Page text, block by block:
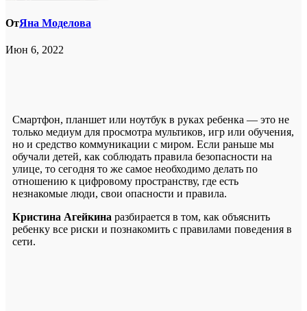
ОтЯна Моделова
Июн 6, 2022
Смартфон, планшет или ноутбук в руках ребенка — это не
только медиум для просмотра мультиков, игр или обучения,
но и средство коммуникации с миром. Если раньше мы
обучали детей, как соблюдать правила безопасности на
улице, то сегодня то же самое необходимо делать по
отношению к цифровому пространству, где есть
незнакомые люди, свои опасности и правила.
Кристина Агейкина разбирается в том, как объяснить
ребенку все риски и познакомить с правилами поведения в
сети.